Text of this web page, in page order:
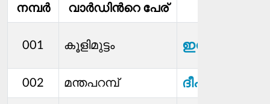
നമ്പര്‍
വാര്‍ഡിൻറെ പേര്
001 കൂളിമുട്ടം ഇന്ദു.പി.എസ്
002 മന്തപറമ്പ് ദീപിക സി എം